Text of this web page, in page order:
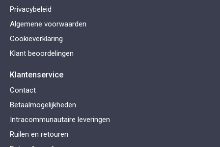
Privacybeleid
Algemene voorwaarden
Cookieverklaring
Klant beoordelingen
Klantenservice
Contact
Betaalmogelijkheden
Intracommunautaire leveringen
Ruilen en retouren